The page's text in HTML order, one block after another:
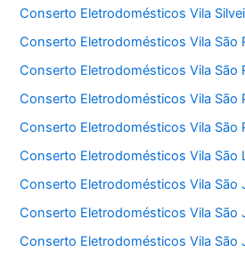
Conserto Eletrodomésticos Vila
Conserto Eletrodomésticos Vila São
Conserto Eletrodomésticos Vila São
Conserto Eletrodomésticos Vila São
Conserto Eletrodomésticos Vila São
Conserto Eletrodomésticos Vila São
Conserto Eletrodomésticos Vila São
Conserto Eletrodomésticos Vila São
Conserto Eletrodomésticos Vila São